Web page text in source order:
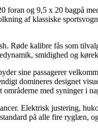
foran og 9,5 x 20 bagpå
af klassiske
Røde kalibre fås som
smidighed og
sine passagerer
domineres designet
med syninger i
Elektrisk justering,
på alle fire ryglæn,